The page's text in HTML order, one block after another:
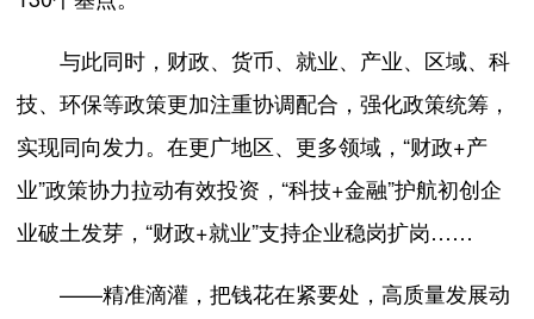
与此同时，财政、货币、就业、产业、区域、科
技、环保等政策更加注重协调配合，强化政策统筹，
实现同向发力。在更广地区、更多领域，“财政+产
业”政策协力拉动有效投资，“科技+金融”护航初创企
业破土发芽，“财政+就业”支持企业稳岗扩岗……
——精准滴灌，把钱花在紧要处，高质量发展动